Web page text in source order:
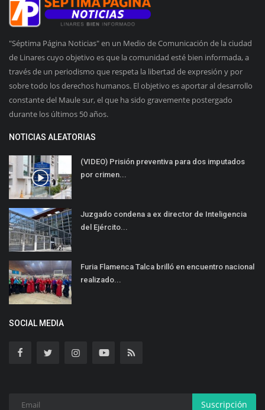
"Séptima Página Noticias" en un Medio de Comunicación de la ciudad
de Linares cuyo objetivo es que la comunidad esté bien informada, a
través de un periodismo que respeta la libertad de expresión y por
sobre todo los derechos humanos. El objetivo es aportar al desarrollo
constante del Maule sur, el que ha sido gravemente postergado
durante los últimos 50 años.
NOTICIAS ALEATORIAS
(VIDEO) Prisión preventiva para dos imputados
por crimen...
Juzgado condena a ex director de Inteligencia
del Ejército...
Furia Flamenca Talca brilló en encuentro nacional
realizado...
SOCIAL MEDIA
Suscripción